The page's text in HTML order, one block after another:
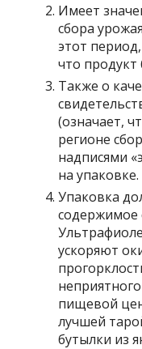
Имеет
сбора
этот
что продукт
Также о
(означает,
регионе
надписями
на упаковке.
Упаковка
содержимое
ускоряют
пищевой
лучшей
бутылки из